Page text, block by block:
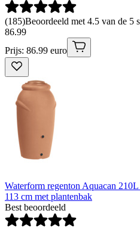
(185)Beoordeeld met 4.5 van de 5
86.99
Prijs: 86.99 euro
Waterform regenton Aquacan
113 cm met plantenbak
Best beoordeeld